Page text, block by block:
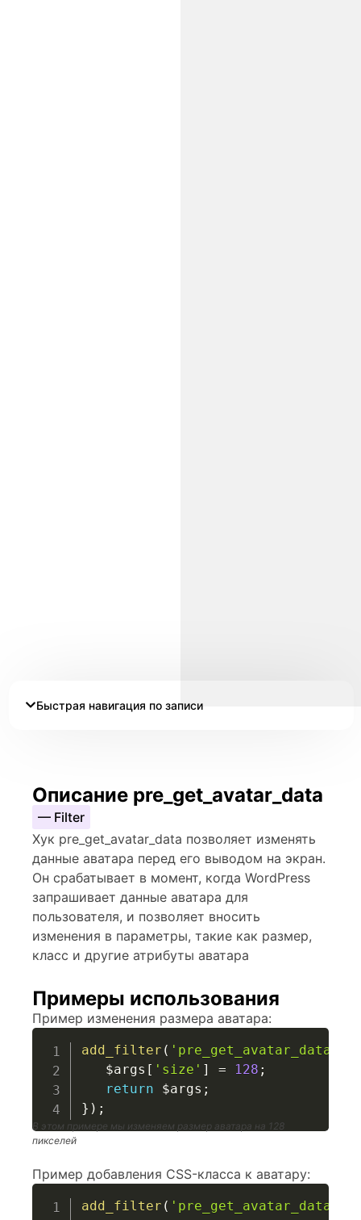
Быстрая навигация по записи
Описание pre_get_avatar_data
— Filter
Хук pre_get_avatar_data позволяет изменять
данные аватара перед его выводом на экран.
Он срабатывает в момент, когда WordPress
запрашивает данные аватара для
пользователя, и позволяет вносить
изменения в параметры, такие как размер,
класс и другие атрибуты аватара
Примеры использования
Пример изменения размера аватара:
add_filter ( 'pre_get_avatar_data'
$args [ 'size' ] = 128 ;
return
$args ;
} ) ;
В этом примере мы изменяем размер аватара на 128
пикселей
Пример добавления CSS-класса к аватару:
add_filter ( 'pre_get_avatar_data'